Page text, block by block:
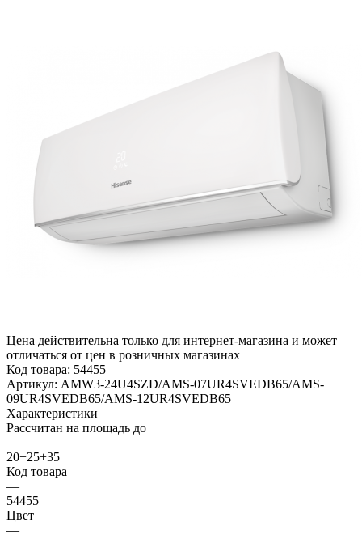
Цена действительна только для интернет-магазина и может
отличаться от цен в розничных магазинах
Код товара: 54455
Артикул: AMW3-24U4SZD/AMS-07UR4SVEDB65/AMS-
09UR4SVEDB65/AMS-12UR4SVEDB65
Характеристики
Рассчитан на площадь до
—
20+25+35
Код товара
—
54455
Цвет
—